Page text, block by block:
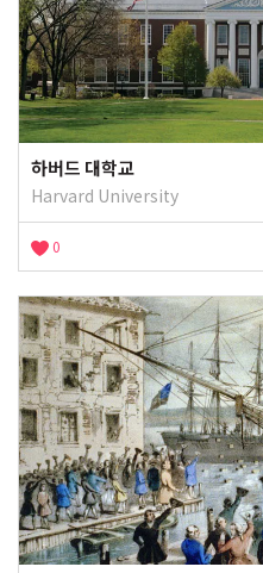
하버드 대학교
Harvard University
0